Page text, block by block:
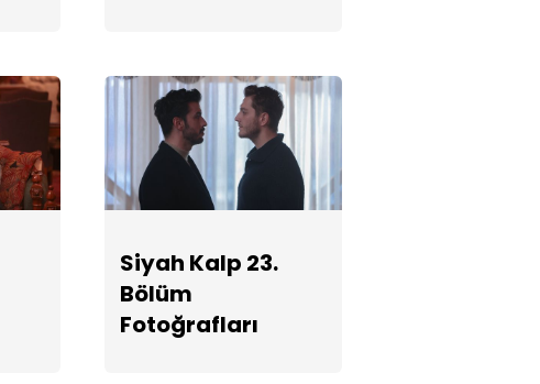
Siyah Kalp 23.
Bölüm
Fotoğrafları